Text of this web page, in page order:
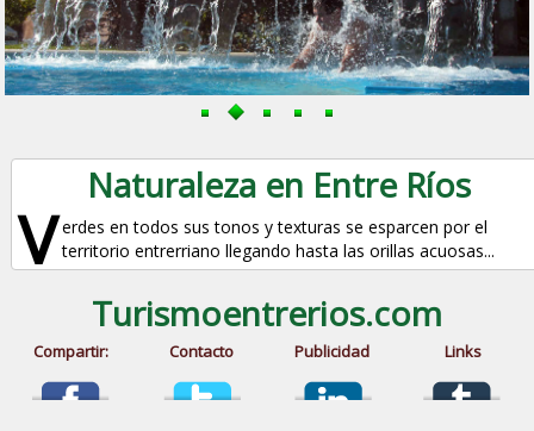
Naturaleza en Entre Ríos
V erdes en todos sus tonos y texturas se esparcen por el
territorio entrerriano llegando hasta las orillas acuosas...
Turismoentrerios.com
Compartir: Contacto Publicidad Links